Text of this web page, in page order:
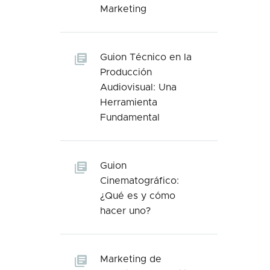
Marketing
Guion Técnico en la
Producción
Audiovisual: Una
Herramienta
Fundamental
Guion
Cinematográfico:
¿Qué es y cómo
hacer uno?
Marketing de